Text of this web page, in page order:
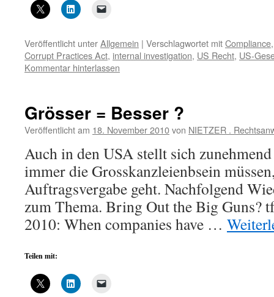
Veröffentlicht unterAllgemein | Verschlagwortet mitCompliance
Corrupt Practices Act, internal investigation, US Recht, US-
Kommentar hinterlassen
Grösser = Besser ?
Veröffentlicht am 18. November 2010von NIETZER .
Auch in den USA stellt sich
immer die Grosskanzleienbsein
Auftragsvergabe geht. Nachfolgend
zum Thema. Bring Out the Big Guns?
2010: When companies have …
Teilen mit: